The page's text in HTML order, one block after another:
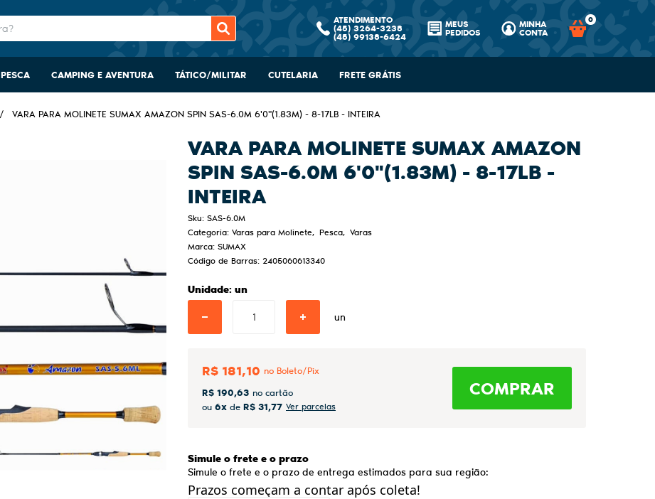
ATENDIMENTO
(45)3264-3238
(45)99138-6424
MEUS
PEDIDOS
MINHA
CONTA
0
PESCA CAMPING E AVENTURA TÁTICO/MILITAR CUTELARIA FRETE GRÁTIS
VARA PARA MOLINETE SUMAX AMAZON SPIN SAS-6.0M 6'0"(1.83M) - 8-17LB - INTEIRA
VARA PARA MOLINETE SUMAX AMAZON
SPIN SAS-6.0M 6'0"(1.83M) - 8-17LB -
INTEIRA
Sku: SAS-6.0M
Categoria: Varas para Molinete Pesca Varas
Marca: SUMAX
Código de Barras: 2405060613340
Unidade: un
un
R$ 190,63
R$ 181,10
ou 6x de R$ 31,77 Ver parcelas
COMPRAR
Simule o frete e o prazo
Simule o frete e o prazo de entrega estimados para sua região:
Prazos começam a contar após coleta!